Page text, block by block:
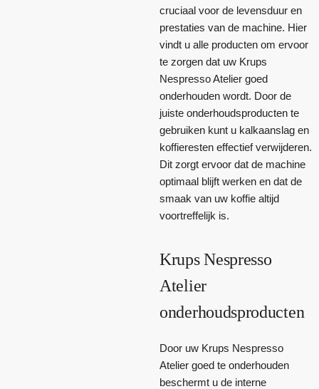
cruciaal voor de levensduur en
prestaties van de machine. Hier
vindt u alle producten om ervoor
te zorgen dat uw Krups
Nespresso Atelier goed
onderhouden wordt. Door de
juiste onderhoudsproducten te
gebruiken kunt u kalkaanslag en
koffieresten effectief verwijderen.
Dit zorgt ervoor dat de machine
optimaal blijft werken en dat de
smaak van uw koffie altijd
voortreffelijk is.
Krups Nespresso
Atelier
onderhoudsproducten
Door uw Krups Nespresso
Atelier goed te onderhouden
beschermt u de interne